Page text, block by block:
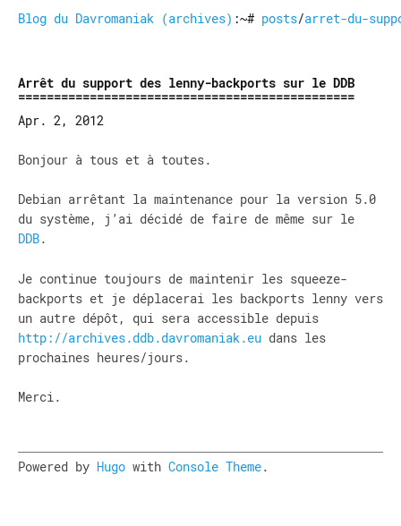
Blog du Davromaniak (archives) :~# posts/arret-du-
Arrêt du support des lenny-backports sur le DDB
Apr. 2, 2012
Bonjour à tous et à toutes.
Debian arrêtant la maintenance pour la version 5.0
du système, j’ai décidé de faire de même sur le
DDB.
Je continue toujours de maintenir les squeeze-
backports et je déplacerai les backports lenny vers
un autre dépôt, qui sera accessible depuis
http://archives.ddb.davromaniak.eu dans les
prochaines heures/jours.
Merci.
Powered by Hugo with Console Theme.